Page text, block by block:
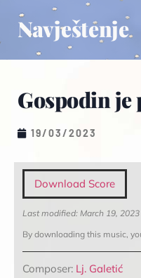
Navještenje
Gospodin je
19/03/2023
Download Score
Last modified: March 19, 2023
By downloading this music,
Composer: Lj. Galetić